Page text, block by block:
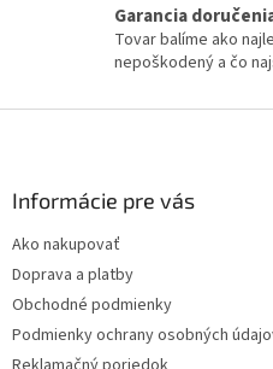
i
Garancia
Tovar balíme ako
nepoškodený a čo
Informácie pre vás
Ako nakupovať
Doprava a platby
Obchodné podmienky
Podmienky ochrany osobných